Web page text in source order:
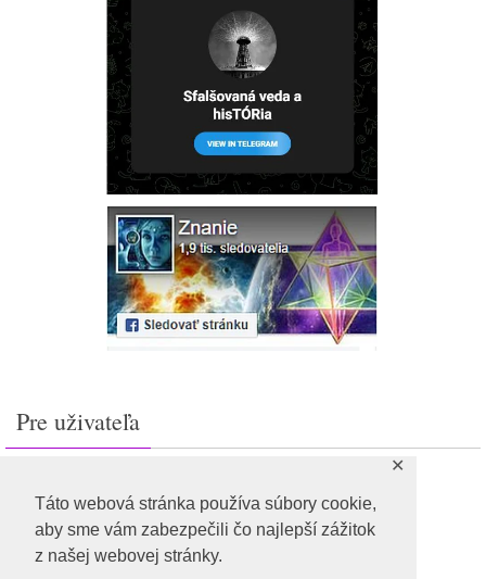
Táto webová stránka používa súbory cookie,
aby sme vám zabezpečili čo najlepší zážitok
z našej webovej stránky.
✕
Pre uživateľa
Feed záznamov
RSS feed komentárov
WordPress.org